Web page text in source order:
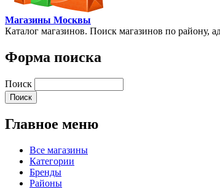
Магазины Москвы
Каталог магазинов. Поиск магазинов по району,
Форма поиска
Поиск
Главное меню
Все магазины
Категории
Бренды
Районы